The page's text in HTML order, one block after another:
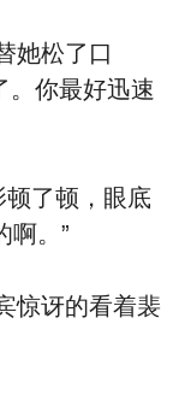
松了口
你最好迅速
了顿，眼底
啊。”
讶的看着裴